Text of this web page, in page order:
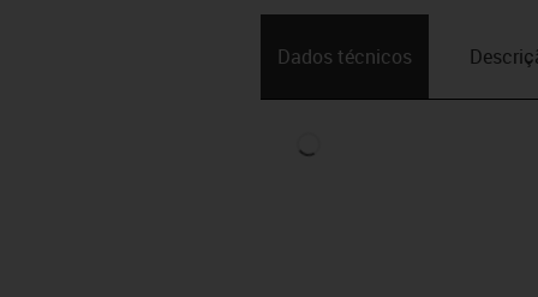
Dados técnicos